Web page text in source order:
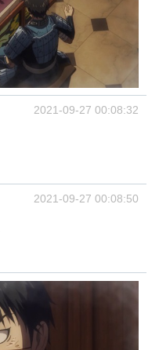
2021-09-27 00:08:32
2021-09-27 00:08:50